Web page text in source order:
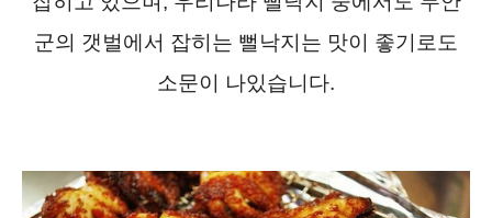
군의 갯벌에서 잡히는 뻘낙지는 맛이 좋기로도
소문이 나있습니다.